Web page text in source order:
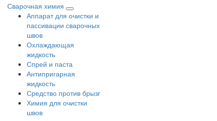
Сварочная химия
Аппарат для очистки и
пассивации сварочных
швов
Охлаждающая
жидкость
Спрей и паста
Антипригарная
жидкость
Средство против брызг
Химия для очистки
швов